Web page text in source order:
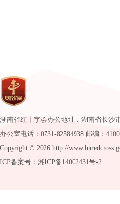
湖南省红十字会办公地址：湖南省长沙
办公室电话：0731-82584938 邮编：
Copyright © 2026 http://
ICP备案号：湘ICP备14002431号-2